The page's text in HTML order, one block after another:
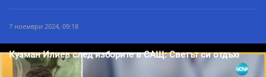
7 ноември 2024, 09:18